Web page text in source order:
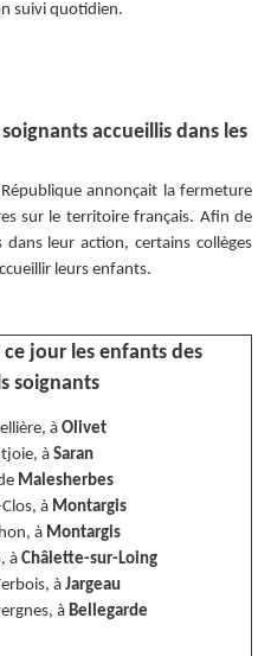
suivi quotidien.
accueillis dans les
annonçait la fermeture
sur le territoire français. Afin de
leur action, certains collèges
leurs enfants.
jour les enfants des
soignants
à Olivet
àSaran
Malesherbes
à Montargis
à Montargis
à Châlette-sur-Loing
àJargeau
à Bellegarde